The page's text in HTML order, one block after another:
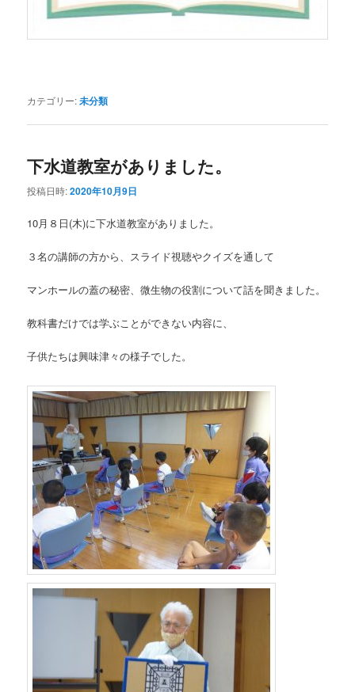
カテゴリー:未分類
下水道教室がありました。
投稿日時:2020年10月9日
10月８日(木)に下水道教室がありました。
３名の講師の方から、スライド視聴やクイズを通して
マンホールの蓋の秘密、微生物の役割について話を聞きました。
教科書だけでは学ぶことができない内容に、
子供たちは興味津々の様子でした。